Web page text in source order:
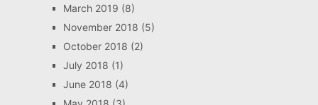
March 2019 (8)
November 2018 (5)
October 2018 (2)
July 2018 (1)
June 2018 (4)